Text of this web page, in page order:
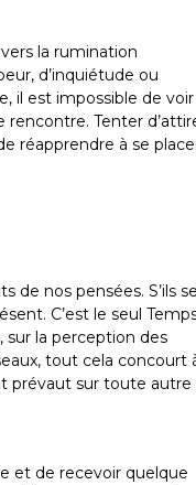
la rumination
d’inquiétude ou
il est impossible de voir
Tenter
réapprendre à se
de nos pensées. S’ils
C’est le seul
sur la perception des
tout cela concourt
prévaut sur toute autre
et de recevoir quelque